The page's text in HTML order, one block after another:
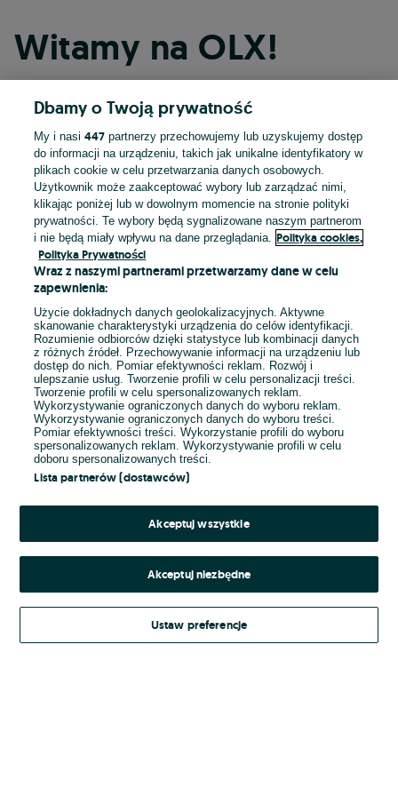
Witamy na OLX!
Kontynuuj przez Facebooka
Kontynuuj przez konto Apple
Kontynuuj przez konto Google
LUB
E-mail
Hasło
Kontynuując za pośrednictwem jednego z dostawców wskazanych powyżej,
Regulamin serwisu OLX.pl w jego aktualnym brzmieniu.
Dbamy o Twoją prywatność
My i nasi447 partnerzy przechowujemy lub uzyskujemy dostęp
do informacji na urządzeniu, takich jak unikalne identyfikatory w
plikach cookie w celu przetwarzania danych osobowych.
Użytkownik może zaakceptować wybory lub zarządzać nimi,
klikając poniżej lub w dowolnym momencie na stronie polityki
prywatności. Te wybory będą sygnalizowane naszym partnerom
i nie będą miały wpływu na dane przeglądania.
Polityka cookies,
Polityka Prywatności
Wraz z naszymi partnerami przetwarzamy dane w celu
zapewnienia:
Użycie dokładnych danych geolokalizacyjnych. Aktywne
skanowanie charakterystyki urządzenia do celów identyfikacji.
Rozumienie odbiorców dzięki statystyce lub kombinacji danych
z różnych źródeł. Przechowywanie informacji na urządzeniu lub
dostęp do nich. Pomiar efektywności reklam. Rozwój i
ulepszanie usług. Tworzenie profili w celu personalizacji treści.
Tworzenie profili w celu spersonalizowanych reklam.
Wykorzystywanie ograniczonych danych do wyboru reklam.
Wykorzystywanie ograniczonych danych do wyboru treści.
Pomiar efektywności treści. Wykorzystanie profili do wyboru
spersonalizowanych reklam. Wykorzystywanie profili w celu
doboru spersonalizowanych treści.
Lista partnerów (dostawców)
Akceptuj wszystkie
Akceptuj niezbędne
Ustaw preferencje